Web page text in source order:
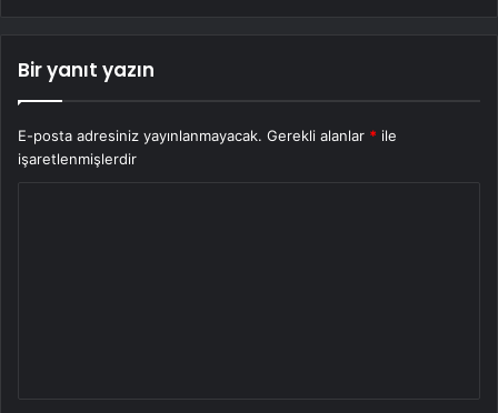
Bir yanıt yazın
E-posta adresiniz yayınlanmayacak. Gerekli alanlar * ile
işaretlenmişlerdir